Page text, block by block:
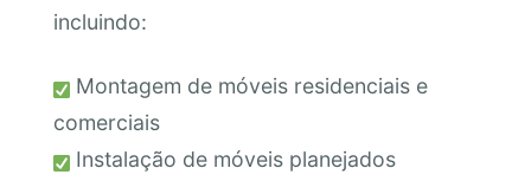
incluindo:
Montagem de móveis residenciais e
comerciais
Instalação de móveis planejados